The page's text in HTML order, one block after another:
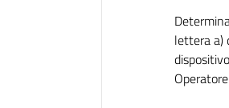
lettera a)